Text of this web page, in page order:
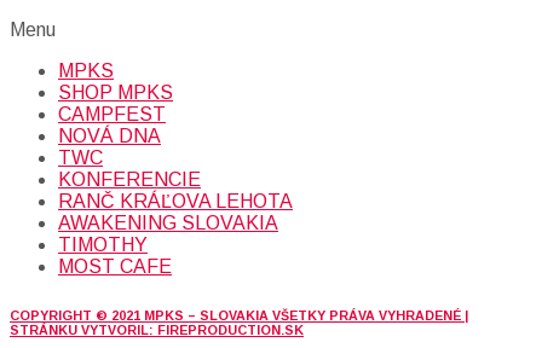
Menu
MPKS
SHOP MPKS
CAMPFEST
NOVÁ DNA
TWC
KONFERENCIE
RANČ KRÁĽOVA LEHOTA
AWAKENING SLOVAKIA
TIMOTHY
MOST CAFE
COPYRIGHT © 2021 MPKS – SLOVAKIA VŠETKY PRÁVA VYHRADENÉ |
STRÁNKU VYTVORIL: FIREPRODUCTION.SK